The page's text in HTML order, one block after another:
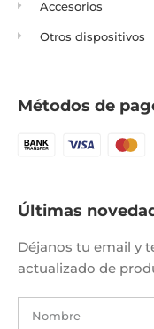
Accesorios
Otros dispositivos
Métodos de
Últimas
Déjanos tu email y
actualizado de